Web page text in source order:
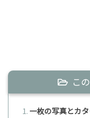
こ
一枚の写真とカ